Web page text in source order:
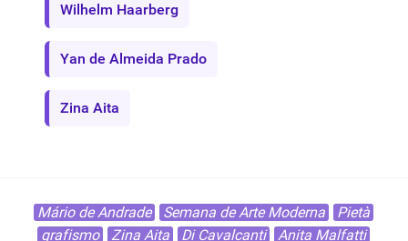
Wilhelm Haarberg
Yan de Almeida Prado
Zina Aita
Mário de Andrade Semana de Arte Moderna
Pietà
grafismo
Zina Aita Di Cavalcanti Anita Malfatti